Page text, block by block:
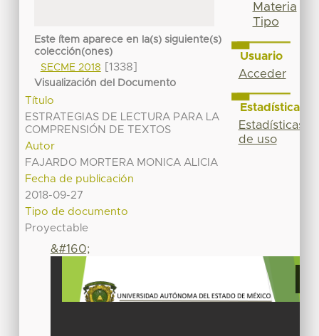
Este ítem aparece en la(s) siguiente(s)
colección(ones)
SECME 2018
[1338]
Visualización del Documento
Título
ESTRATEGIAS DE LECTURA PARA LA
COMPRENSIÓN DE TEXTOS
Autor
FAJARDO MORTERA MONICA ALICIA
Fecha de publicación
2018-09-27
Tipo de documento
Proyectable
&#160;
Materia
Tipo
Usuario
Acceder
Estadísticas
Estadísticas
de uso